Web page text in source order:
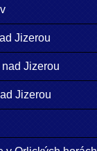
Jizerou
Jizerou
Jizerou